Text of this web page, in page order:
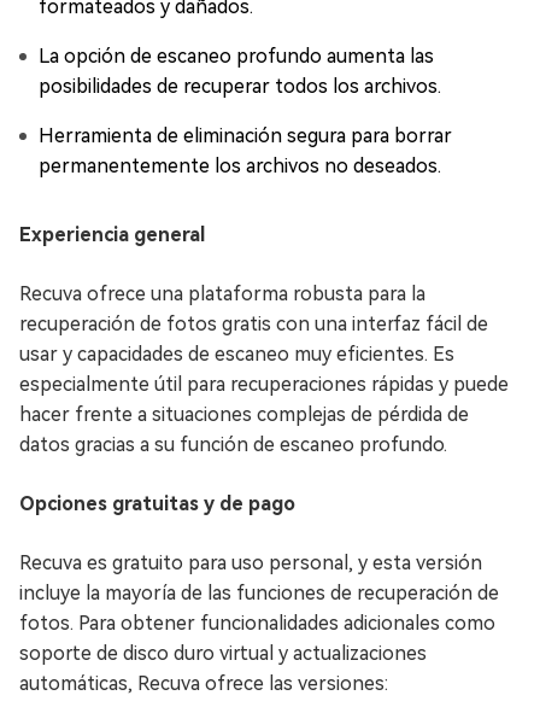
formateados y dañados.
La opción de escaneo profundo aumenta las
posibilidades de recuperar todos los archivos.
Herramienta de eliminación segura para borrar
permanentemente los archivos no deseados.
Experiencia general
Recuva ofrece una plataforma robusta para la
recuperación de fotos gratis con una interfaz fácil de
usar y capacidades de escaneo muy eficientes. Es
especialmente útil para recuperaciones rápidas y puede
hacer frente a situaciones complejas de pérdida de
datos gracias a su función de escaneo profundo.
Opciones gratuitas y de pago
Recuva es gratuito para uso personal, y esta versión
incluye la mayoría de las funciones de recuperación de
fotos. Para obtener funcionalidades adicionales como
soporte de disco duro virtual y actualizaciones
automáticas, Recuva ofrece las versiones: